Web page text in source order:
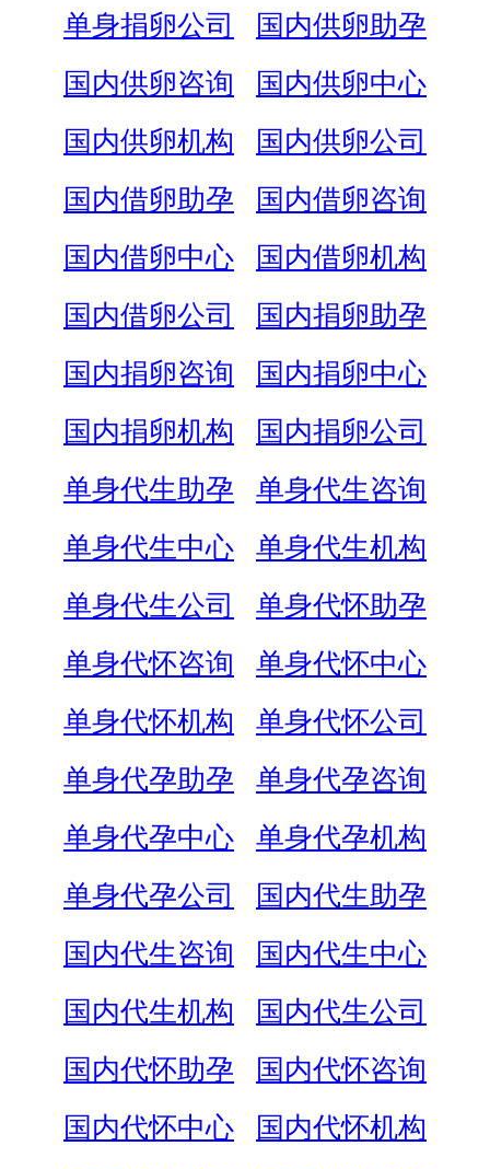
单身捐卵公司
国内供卵助孕
国内供卵咨询
国内供卵中心
国内供卵机构
国内供卵公司
国内借卵助孕
国内借卵咨询
国内借卵中心
国内借卵机构
国内借卵公司
国内捐卵助孕
国内捐卵咨询
国内捐卵中心
国内捐卵机构
国内捐卵公司
单身代生助孕
单身代生咨询
单身代生中心
单身代生机构
单身代生公司
单身代怀助孕
单身代怀咨询
单身代怀中心
单身代怀机构
单身代怀公司
单身代孕助孕
单身代孕咨询
单身代孕中心
单身代孕机构
单身代孕公司
国内代生助孕
国内代生咨询
国内代生中心
国内代生机构
国内代生公司
国内代怀助孕
国内代怀咨询
国内代怀中心
国内代怀机构